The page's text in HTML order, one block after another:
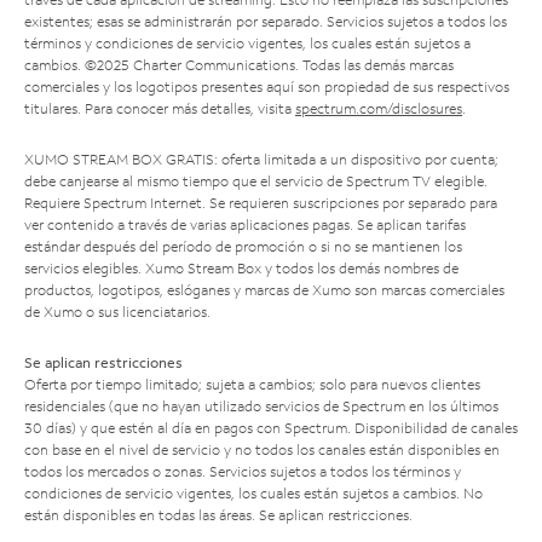
existentes; esas se administrarán por separado. Servicios sujetos a todos los
términos y condiciones de servicio vigentes, los cuales están sujetos a
cambios. ©2025 Charter Communications. Todas las demás marcas
comerciales y los logotipos presentes aquí son propiedad de sus respectivos
titulares. Para conocer más detalles, visita spectrum.com/disclosures.
XUMO STREAM BOX GRATIS: oferta limitada a un dispositivo por cuenta;
debe canjearse al mismo tiempo que el servicio de Spectrum TV elegible.
Requiere Spectrum Internet. Se requieren suscripciones por separado para
ver contenido a través de varias aplicaciones pagas. Se aplican tarifas
estándar después del período de promoción o si no se mantienen los
servicios elegibles. Xumo Stream Box y todos los demás nombres de
productos, logotipos, eslóganes y marcas de Xumo son marcas comerciales
de Xumo o sus licenciatarios.
Se aplican restricciones
Oferta por tiempo limitado; sujeta a cambios; solo para nuevos clientes
residenciales (que no hayan utilizado servicios de Spectrum en los últimos
30 días) y que estén al día en pagos con Spectrum. Disponibilidad de canales
con base en el nivel de servicio y no todos los canales están disponibles en
todos los mercados o zonas. Servicios sujetos a todos los términos y
condiciones de servicio vigentes, los cuales están sujetos a cambios. No
están disponibles en todas las áreas. Se aplican restricciones.